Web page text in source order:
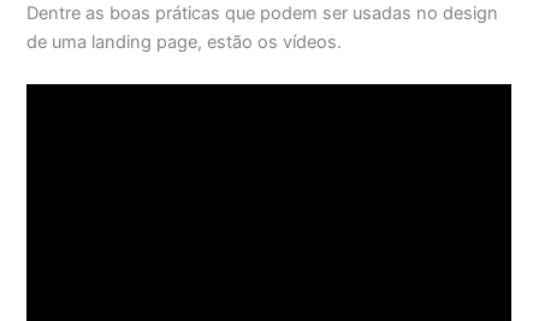
Dentre as boas práticas que podem ser usadas no design
de uma landing page, estão os vídeos.